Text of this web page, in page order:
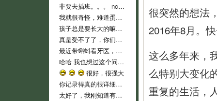
非要去插班。。。 nc，nc，新时代的蛋痛。
我就很奇怪，难道蛋教主和教主夫人小时候没有去过幼儿园么？难倒不记得当时自己的心情吗？ 自从蛋教主一开始说通过洗脑，可以让小孩
孩子总是要长大的嘛，3岁上幼儿园也不算早吧，我们从来不乱给药给可乐吃的，就是发烧不高，我们也都是坚持监督喝水降温而已。长河叔叔，太
真是受不了了，你们就不能让可乐对幼儿园渐进适应吗？ 都开始出现生理反应了。再说，现在小孩这么小，不能随便用药，怎么像起来这么
最近带蝌蚪看牙医，医生说只要有牙齿就要开始刷牙！ 不过貌似小朋友不是很好教，蝌蚪现在非常愿意啃牙刷~ 听好些人提到巧虎里教刷牙
哈哈 我也想过这个问题。我不相信自己会有电影主角这么好的运气，所以宁愿跟那个最早发现问题的可怜科学家一样，全家人在一起……
很好，很强大
你记录得真的很详细，他长大了，会感谢妈妈给他留下这么珍贵的记忆！
太好了，我刚知道有这些地址，最近即将收拾一批，生小孩后不能穿的衣服，一定去寄。
很突然的想法
2016年8月。
这么多年来，
么特别大变化
重复的生活，